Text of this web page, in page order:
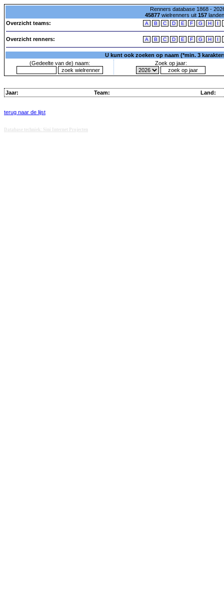
Renners database 1868 -
45877wielrenners uit 157
Overzicht teams:
A B C D E F G H I
Overzicht renners: A B C D E F G H I
U kunt ook zoeken op naam (*min. 3
(Gedeelte van de) naam:
Zoek op jaar:
Jaar: Team: Land:
terug naar de lijst
Database techniek: Sini Internet Projecten